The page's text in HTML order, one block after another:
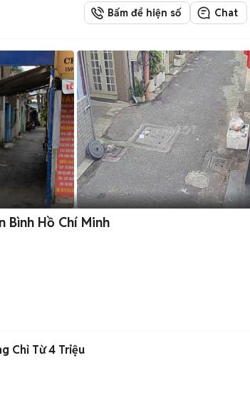
Bấm để hiện số Chat
Bình Hồ Chí Minh
Chỉ Từ 4 Triệu